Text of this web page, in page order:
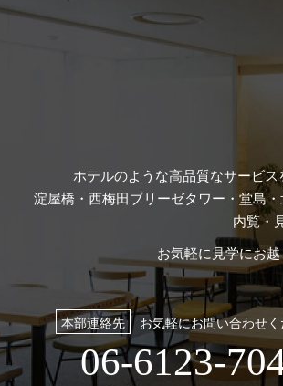
ホテルのような高品質なサービ
淀屋橋・西梅田ブリーゼタワー・堂島
内覧・
お気軽に見学にお
本部連絡先 お気軽にお問い合わせく
06-6123-